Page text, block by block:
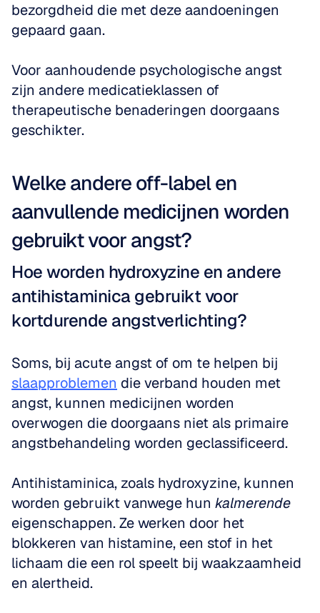
bezorgdheid die met deze aandoeningen
gepaard gaan.
Voor aanhoudende psychologische angst
zijn andere medicatieklassen of
therapeutische benaderingen doorgaans
geschikter.
Welke andere off-label en
aanvullende medicijnen worden
gebruikt voor angst?
Hoe worden hydroxyzine en andere
antihistaminica gebruikt voor
kortdurende angstverlichting?
slaapproblemen die verband houden met
angst, kunnen medicijnen worden
overwogen die doorgaans niet als primaire
angstbehandeling worden geclassificeerd.
Antihistaminica, zoals hydroxyzine, kunnen
worden gebruikt vanwege hun kalmerende
eigenschappen. Ze werken door het
blokkeren van histamine, een stof in het
lichaam die een rol speelt bij waakzaamheid
en alertheid.